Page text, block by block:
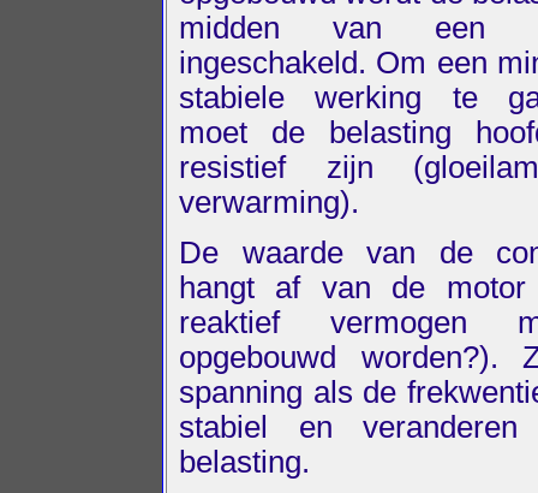
midden van een
ingeschakeld. Om een
stabiele werking te
moet de belasting
resistief zijn
verwarming).
De waarde van de
hangt af van de motor
reaktief vermogen
opgebouwd worden?).
spanning als de
stabiel en
belasting.